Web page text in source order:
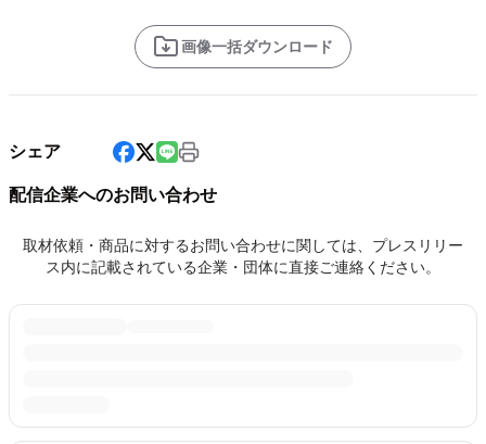
画像一括ダウンロード
シェア
配信企業へのお問い合わせ
取材依頼・商品に対するお問い合わせに関しては、プレスリリー
ス内に記載されている企業・団体に直接ご連絡ください。